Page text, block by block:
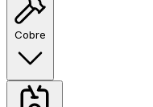
Cobre